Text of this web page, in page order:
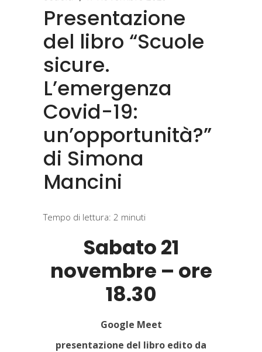
Presentazione
del libro “Scuole
sicure.
L’emergenza
Covid-19:
un’opportunità?”
di Simona
Mancini
Tempo di lettura: 2 minuti
Sabato 21
novembre – ore
18.30
Google Meet
presentazione del libro edito da